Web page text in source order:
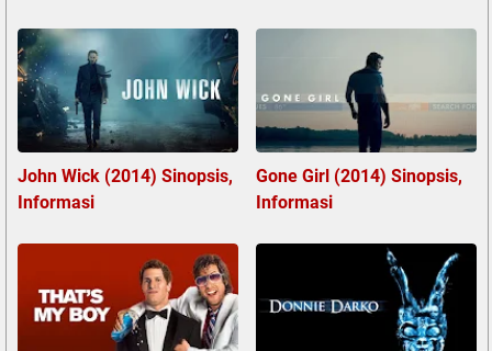
John Wick (2014) Sinopsis,
Informasi
Gone Girl (2014) Sinopsis,
Informasi